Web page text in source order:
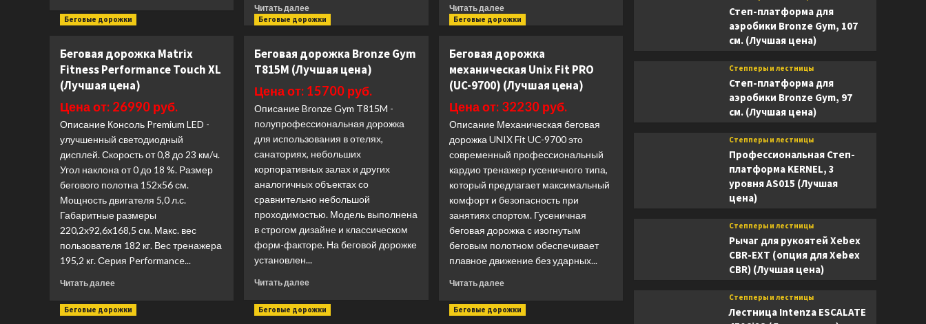
о
Matrix
Fitness
Endurance
(Лучшая
цена)
Читать далееПрочитать
больше
дорожка
Bronze
Gym
T1300M
CATERPILLAR
PRO
(Лучшая
цена)
Читать далееПрочитать
больше
дорожка
Matrix
Fitness
Plus
Touch
XL
(Лучшая
цена)
Беговые дорожки
Беговая дорожка Matrix
Fitness Performance Touch XL
(Лучшая цена)
Цена от: 26990 руб.
Описание Консоль Premium LED -
улучшенный светодиодный
дисплей. Скорость от 0,8 до 23 км/ч.
Угол наклона от 0 до 18 %. Размер
бегового полотна 152x56 см.
Мощность двигателя 5,0 л.с.
Габаритные размеры
220,2x92,6x168,5 см. Макс. вес
пользователя 182 кг. Вес тренажера
195,2 кг. Серия Performance...
Читать далееПрочитать
о
Беговые дорожки
Беговая дорожка Bronze Gym
T815M (Лучшая цена)
Цена от: 15700 руб.
Описание Bronze Gym T815M -
полупрофессиональная дорожка
для использования в отелях,
санаториях, небольших
корпоративных залах и других
аналогичных объектах со
сравнительно небольшой
проходимостью. Модель выполнена
в строгом дизайне и классическом
форм-факторе. На беговой дорожке
установлен...
Читать далееПрочитать
о
Беговые дорожки
Беговая дорожка
механическая Unix Fit PRO
(UC-9700) (Лучшая цена)
Цена от: 32230 руб.
Описание Механическая беговая
дорожка UNIX Fit UC-9700 это
современный профессиональный
кардио тренажер гусеничного типа,
который предлагает максимальный
комфорт и безопасность при
занятиях спортом. Гусеничная
беговая дорожка с изогнутым
беговым полотном обеспечивает
плавное движение без ударных...
Читать далееПрочитать
о
Беговые дорожки Беговые дорожки Беговые дорожки
Степ-платформа для
аэробики Bronze Gym, 107
см. (Лучшая цена)
Степперы и лестницы
Степ-платформа для
аэробики Bronze Gym, 97
см. (Лучшая цена)
Степперы и лестницы
Профессиональная Степ-
платформа KERNEL, 3
уровня AS015 (Лучшая
цена)
Степперы и лестницы
Рычаг для рукоятей Xebex
CBR-EXT (опция для Xebex
CBR) (Лучшая цена)
Степперы и лестницы
Лестница Intenza ESCALATE